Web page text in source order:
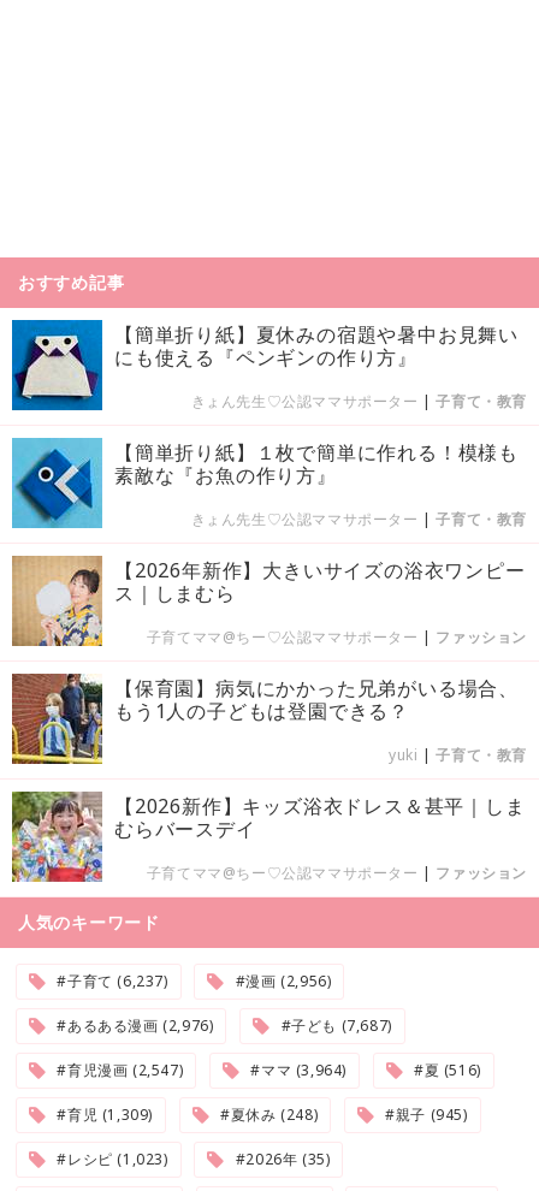
おすすめ記事
【簡単折り紙】夏休みの宿題や暑中お見舞い
にも使える『ペンギンの作り方』
きょん先生♡公認ママサポーター |子育て・教育
【簡単折り紙】１枚で簡単に作れる！模様も
素敵な『お魚の作り方』
きょん先生♡公認ママサポーター |子育て・教育
【2026年新作】大きいサイズの浴衣ワンピー
ス｜しまむら
子育てママ@ちー♡公認ママサポーター | ファッション
【保育園】病気にかかった兄弟がいる場合、
もう1人の子どもは登園できる？
yuki |子育て・教育
【2026新作】キッズ浴衣ドレス＆甚平｜しま
むらバースデイ
子育てママ@ちー♡公認ママサポーター | ファッション
人気のキーワード
#子育て (6,237) #漫画 (2,956)
#あるある漫画 (2,976) #子ども (7,687)
#育児漫画 (2,547) #ママ (3,964) #夏 (516)
#育児 (1,309) #夏休み (248) #親子 (945)
#レシピ (1,023) #2026年 (35)